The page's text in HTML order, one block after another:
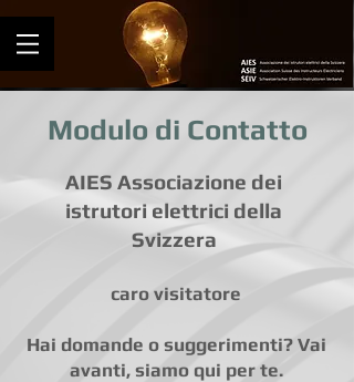
Modulo di Contatto
AIES Associazione dei
istrutori elettrici della
Svizzera
caro visitatore
Hai domande o suggerimenti? Vai
avanti, siamo qui per te.